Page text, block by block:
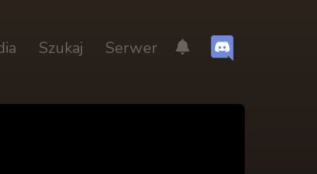
Szukaj Serwer